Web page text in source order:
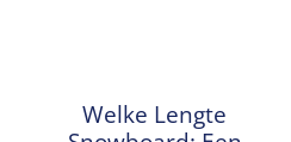
Welke Lengte